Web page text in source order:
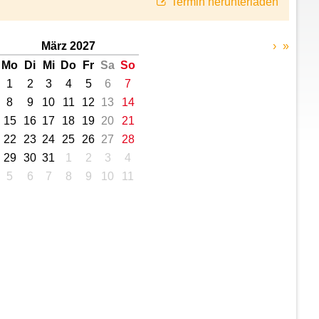
März 2027
Mo
Di Mi Do Fr Sa So
1
2 3 4 5 6
7
8
9 10 11 12 13
14
15
16 17 18 19 20
21
22
23 24 25 26 27
28
29
30 31 1 2 3
4
5
6 7 8 9 10 11
› »